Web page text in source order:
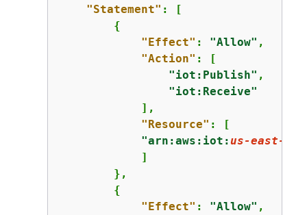
"Statement" : [
{
"Effect" : "Allow" ,
"Action" : [
"iot:Publish" ,
"iot:Receive"
            ],
"Resource" : [
"arn:aws:iot:us-east-1
            ]
        },
{
"Effect" : "Allow" ,